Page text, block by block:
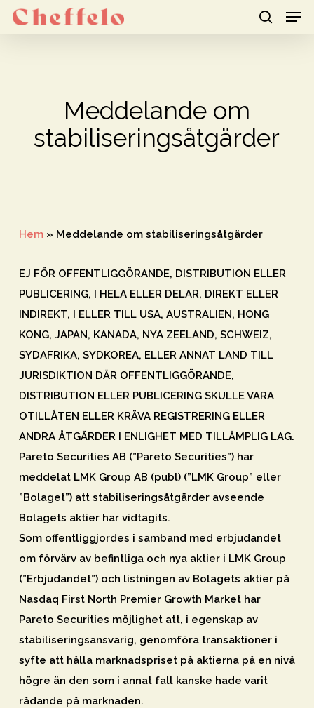
Skip
Meddelande om
stabiliseringsåtgärder
Hem» Meddelande om stabiliseringsåtgärder
EJ FÖR OFFENTLIGGÖRANDE, DISTRIBUTION ELLER
PUBLICERING, I HELA ELLER DELAR, DIREKT ELLER
INDIREKT, I ELLER TILL USA, AUSTRALIEN, HONG
KONG, JAPAN, KANADA, NYA ZEELAND, SCHWEIZ,
SYDAFRIKA, SYDKOREA, ELLER ANNAT LAND TILL
JURISDIKTION DÄR OFFENTLIGGÖRANDE,
DISTRIBUTION ELLER PUBLICERING SKULLE VARA
OTILLÅTEN ELLER KRÄVA REGISTRERING ELLER
ANDRA ÅTGÄRDER I ENLIGHET MED TILLÄMPLIG LAG.
Pareto Securities AB (”Pareto Securities”) har
meddelat LMK Group AB (publ) (”LMK Group” eller
”Bolaget”) att stabiliseringsåtgärder avseende
Bolagets aktier har vidtagits.
Som offentliggjordes i samband med erbjudandet
om förvärv av befintliga och nya aktier i LMK Group
(”Erbjudandet”) och listningen av Bolagets aktier på
Nasdaq First North Premier Growth Market har
Pareto Securities möjlighet att, i egenskap av
stabiliseringsansvarig, genomföra transaktioner i
syfte att hålla marknadspriset på aktierna på en nivå
högre än den som i annat fall kanske hade varit
rådande på marknaden.